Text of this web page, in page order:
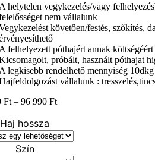
helytelen vegykezelés/vagy
nem vállalunk
követően/festés, szőkítés,
felhelyezett póthajért annak
próbált, használt póthajat
legkisebb rendelhető mennyiség 10dkg
vállalunk :
Ft – 96 990 FtÁrtartomány:
-
96
990 Ft
Haj hossza
Szín